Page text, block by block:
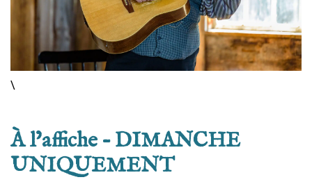
\
À l’affiche – DIMANCHE
UNIQUEMENT